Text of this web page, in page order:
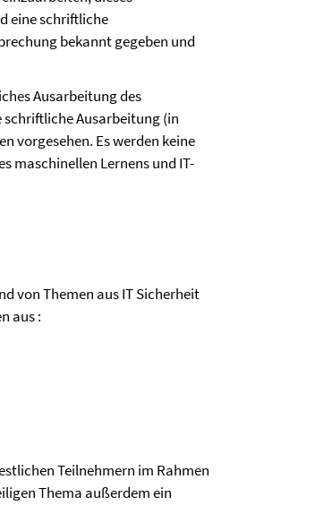
eine schriftliche
bekannt gegeben und
Ausarbeitung des
Ausarbeitung (in
vorgesehen. Es werden keine
maschinellen Lernens und IT-
von Themen aus IT Sicherheit
aus :
Teilnehmern im Rahmen
Thema außerdem ein